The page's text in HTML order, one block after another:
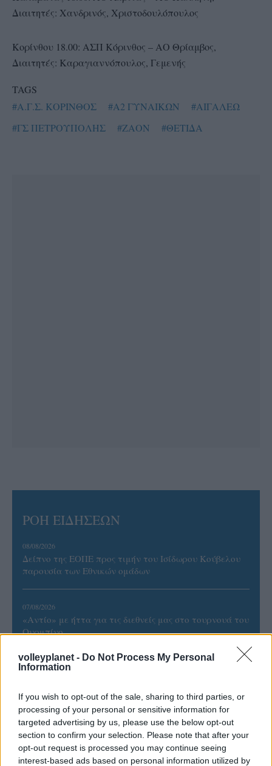
volleyplanet - Do Not Process My Personal
Information
If you wish to opt-out of the sale, sharing to third parties, or
processing of your personal or sensitive information for
targeted advertising by us, please use the below opt-out
section to confirm your selection. Please note that after your
opt-out request is processed you may continue seeing
interest-based ads based on personal information utilized by
Διαιτητές: Χανδρινός, Χριστοδουλόπουλος
Κορίνθου 18.00: ΑΣΠ Κόρινθος – ΑΟ Θρίαμβος,
Διαιτητές: Καραγιαννόπουλος, Γεμενής
TAGS
#Α.Γ.Σ. ΚΟΡΙΝΘΟΣ
#Α2 ΓΥΝΑΙΚΩΝ
#ΑΙΓΑΛΕΩ
#ΓΣ ΠΕΤΡΟΥΠΟΛΗΣ
#ΖΑΟΝ #ΘΕΤΙΔΑ
ΡΟΗ ΕΙΔΗΣΕΩΝ
08/08/2026
Δείπνο της ΕΟΠΕ προς τιμήν του Ισίδωρου Κούβελου
παρουσία των Εθνικών ομάδων
07/08/2026
«Αντίο» με ήττα για τις διεθνείς μας στο τουρνουά του
Ουρμπίνο
06/08/2026
στην Ιταλία Β’
06/08/2026
Η FIVB σχεδιάζει να διοργανώσει το Παγκόσμιο
Πρωτάθλημα τον Δεκέμβριο – Αντιδρούν οι σύλλογοι